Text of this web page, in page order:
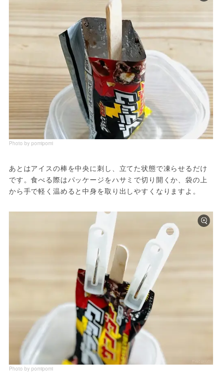
Photo by pomipomi
あとはアイスの棒を中央に刺し、立てた状態で凍らせるだけ
です。食べる際はパッケージをハサミで切り開くか、袋の上
から手で軽く温めると中身を取り出しやすくなりますよ。
Photo by pomipomi